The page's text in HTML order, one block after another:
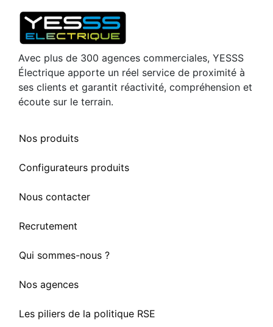
Avec plus de 300 agences commerciales, YESSS
Électrique apporte un réel service de proximité à
ses clients et garantit réactivité, compréhension et
écoute sur le terrain.
Nos produits
Configurateurs produits
Nous contacter
Recrutement
Qui sommes-nous ?
Nos agences
Les piliers de la politique RSE